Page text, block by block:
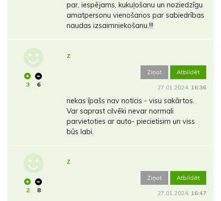
par, iespējams, kukuļošanu un noziedzīgu
amatpersonu vienošanos par sabiedrības
naudas izsaimniekošanu.!!!
3 6
Z
Ziņot Atbildēt
27.01.2024. 16:36
nekas īpašs nav noticis - visu sakārtos.
Var saprast cilvēki nevar normali
parvietoties ar auto- piecietisim un viss
būs labi.
2 8
Z
Ziņot Atbildēt
27.01.2024. 16:47